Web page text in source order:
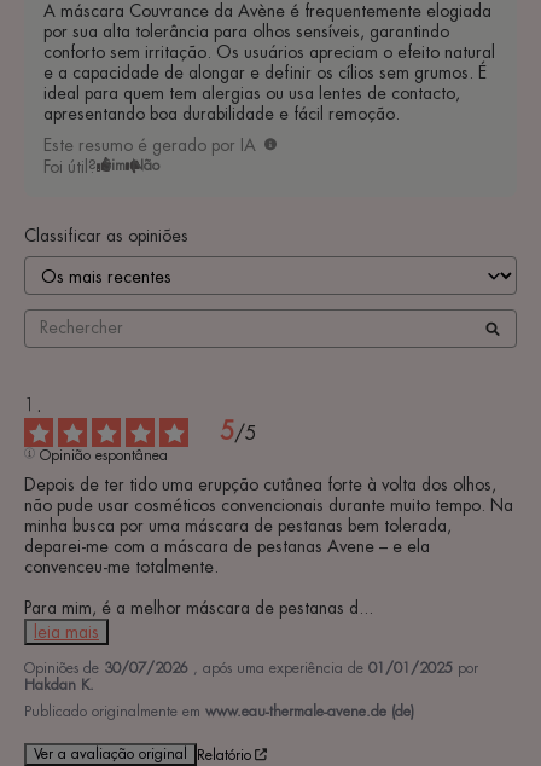
A máscara Couvrance da Avène é frequentemente elogiada
por sua alta tolerância para olhos sensíveis, garantindo
conforto sem irritação. Os usuários apreciam o efeito natural
e a capacidade de alongar e definir os cílios sem grumos. É
ideal para quem tem alergias ou usa lentes de contacto,
apresentando boa durabilidade e fácil remoção.
Este resumo é gerado por IA
Foi útil? Sim Não
Classificar as opiniões
5/5
Opinião espontânea
Depois de ter tido uma erupção cutânea forte à volta dos olhos,
não pude usar cosméticos convencionais durante muito tempo. Na
minha busca por uma máscara de pestanas bem tolerada,
deparei-me com a máscara de pestanas Avene – e ela
convenceu-me totalmente.
Para mim, é a melhor máscara de pestanas d
leia mais
Opiniões de 30/07/2026 , após uma experiência de 01/01/2025 por
Hakdan K.
Publicado originalmente em www.eau-thermale-avene.de (de)
Ver a avaliação original Relatório